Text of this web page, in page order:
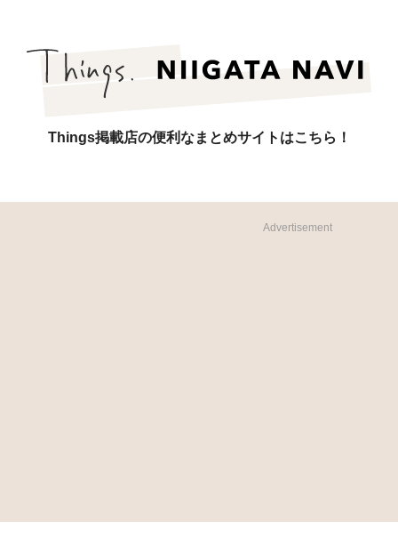
Things掲載店の便利なまとめサイトはこちら！
Advertisement